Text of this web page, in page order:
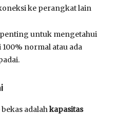
ke perangkat lain
untuk mengetahui
normal atau ada
adalahkapasitas